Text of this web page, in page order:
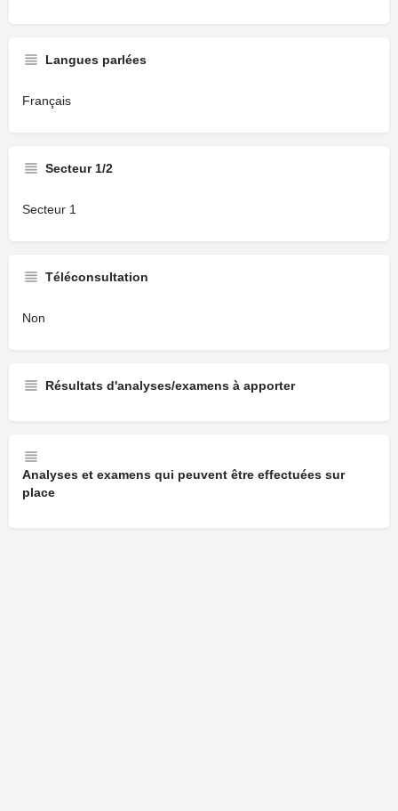
Langues parlées
Français
Secteur 1/2
Secteur 1
Téléconsultation
Non
Résultats d'analyses/examens à apporter
Analyses et examens qui peuvent être effectuées sur
place